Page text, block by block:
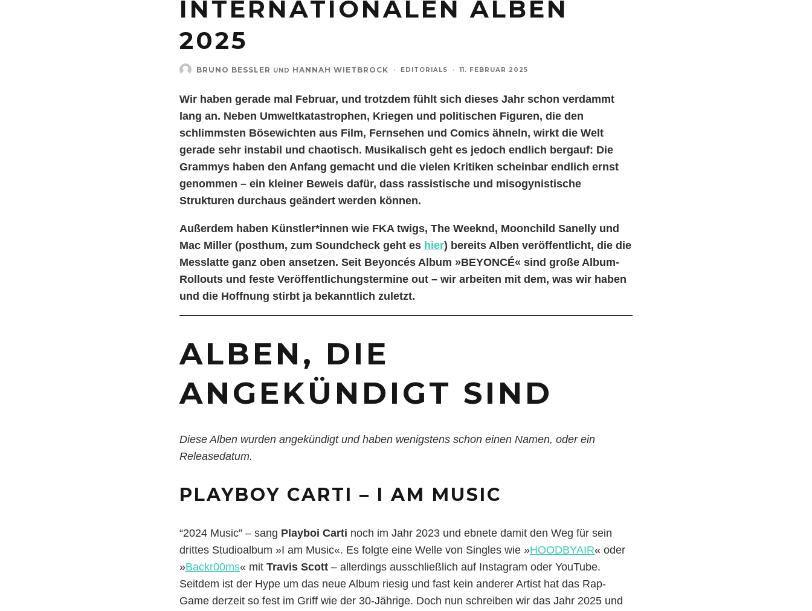
INTERNATIONALEN ALBEN
2025
BRUNO BESSLER UND HANNAH WIETBROCK · EDITORIALS · 11. FEBRUAR 2025
Wir haben gerade mal Februar, und trotzdem fühlt sich dieses Jahr schon verdammt
lang an. Neben Umweltkatastrophen, Kriegen und politischen Figuren, die den
schlimmsten Bösewichten aus Film, Fernsehen und Comics ähneln, wirkt die Welt
gerade sehr instabil und chaotisch. Musikalisch geht es jedoch endlich bergauf: Die
Grammys haben den Anfang gemacht und die vielen Kritiken scheinbar endlich ernst
genommen – ein kleiner Beweis dafür, dass rassistische und misogynistische
Strukturen durchaus geändert werden können.
Außerdem haben Künstler*innen wie FKA twigs, The Weeknd, Moonchild Sanelly und
Mac Miller (posthum, zum Soundcheck geht es hier) bereits Alben veröffentlicht, die die
Messlatte ganz oben ansetzen. Seit Beyoncés Album »BEYONCÉ« sind große Album-
Rollouts und feste Veröffentlichungstermine out – wir arbeiten mit dem, was wir haben
und die Hoffnung stirbt ja bekanntlich zuletzt.
ALBEN, DIE
ANGEKÜNDIGT SIND
Diese Alben wurden angekündigt und haben wenigstens schon einen Namen, oder ein
Releasedatum.
PLAYBOY CARTI – I AM MUSIC
“2024 Music” – sang Playboi Carti noch im Jahr 2023 und ebnete damit den Weg für sein
drittes Studioalbum »I am Music«. Es folgte eine Welle von Singles wie »HOODBYAIR« oder
»Backr00ms« mit Travis Scott – allerdings ausschließlich auf Instagram oder YouTube.
Seitdem ist der Hype um das neue Album riesig und fast kein anderer Artist hat das Rap-
Game derzeit so fest im Griff wie der 30-Jährige. Doch nun schreiben wir das Jahr 2025 und